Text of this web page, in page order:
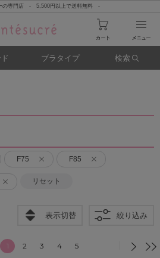
の専門店 - 5,500円以上で送料無料 -
ブラタイプ 検索
F75 F85
リセット
表示切替 絞り込み
1 2 3 4 5